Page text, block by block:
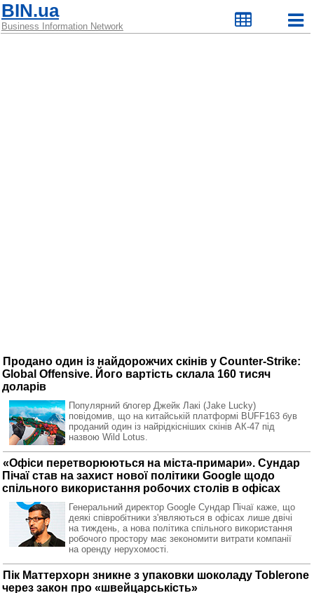
BIN.ua
Business Information Network
Продано один із найдорожчих скінів у Counter-Strike:
Global Offensive. Його вартість склала 160 тисяч
доларів
Популярний блогер Джейк Лакі (Jake Lucky)
повідомив, що на китайській платформі BUFF163 був
проданий один із найрідкісніших скінів АК-47 під
назвою Wild Lotus.
«Офіси перетворюються на міста-примари». Сундар
Пічаї став на захист нової політики Google щодо
спільного використання робочих столів в офісах
Генеральний директор Google Сундар Пічаї каже, що
деякі співробітники з'являються в офісах лише двічі
на тиждень, а нова політика спільного використання
робочого простору має зекономити витрати компанії
на оренду нерухомості.
Пік Маттерхорн зникне з упаковки шоколаду Toblerone
через закон про «швейцарськість»